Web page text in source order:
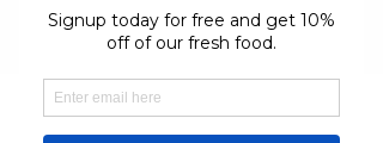
RaraPetcare Group
Public · 396 members